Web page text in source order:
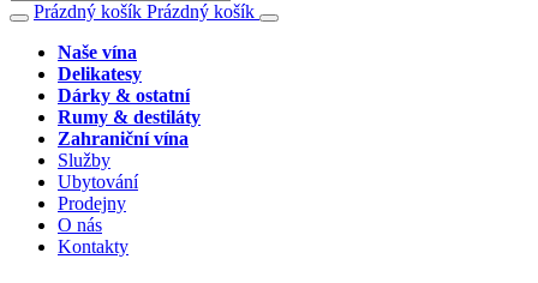
Prázdný košík Prázdný košík
Naše vína
Delikatesy
Dárky & ostatní
Rumy & destiláty
Zahraniční vína
Služby
Ubytování
Prodejny
O nás
Kontakty